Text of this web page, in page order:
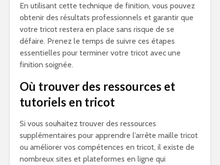
En utilisant cette technique de finition, vous pouvez
obtenir des résultats professionnels et garantir que
votre tricot restera en place sans risque de se
défaire. Prenez le temps de suivre ces étapes
essentielles pour terminer votre tricot avec une
finition soignée.
Où trouver des ressources et
tutoriels en tricot
Si vous souhaitez trouver des ressources
supplémentaires pour apprendre l’arrête maille tricot
ou améliorer vos compétences en tricot, il existe de
nombreux sites et plateformes en ligne qui